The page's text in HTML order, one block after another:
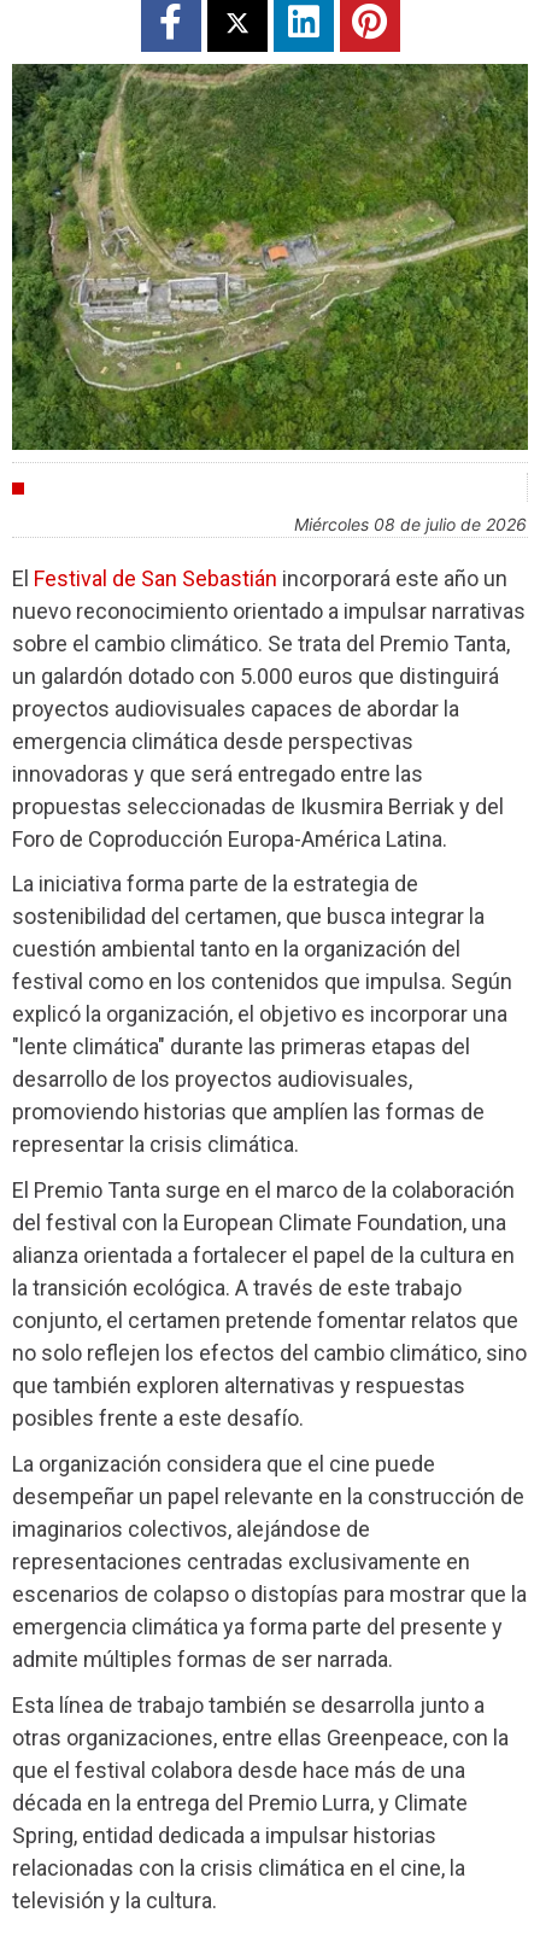
miércoles 08 de julio de 2026
El Festival de San Sebastián incorporará este año un
nuevo reconocimiento orientado a impulsar narrativas
sobre el cambio climático. Se trata del Premio Tanta,
un galardón dotado con 5.000 euros que distinguirá
proyectos audiovisuales capaces de abordar la
emergencia climática desde perspectivas
innovadoras y que será entregado entre las
propuestas seleccionadas de Ikusmira Berriak y del
Foro de Coproducción Europa-América Latina.
La iniciativa forma parte de la estrategia de
sostenibilidad del certamen, que busca integrar la
cuestión ambiental tanto en la organización del
festival como en los contenidos que impulsa. Según
explicó la organización, el objetivo es incorporar una
"lente climática" durante las primeras etapas del
desarrollo de los proyectos audiovisuales,
promoviendo historias que amplíen las formas de
representar la crisis climática.
El Premio Tanta surge en el marco de la colaboración
del festival con la European Climate Foundation, una
alianza orientada a fortalecer el papel de la cultura en
la transición ecológica. A través de este trabajo
conjunto, el certamen pretende fomentar relatos que
no solo reflejen los efectos del cambio climático, sino
que también exploren alternativas y respuestas
posibles frente a este desafío.
La organización considera que el cine puede
desempeñar un papel relevante en la construcción de
imaginarios colectivos, alejándose de
representaciones centradas exclusivamente en
escenarios de colapso o distopías para mostrar que la
emergencia climática ya forma parte del presente y
admite múltiples formas de ser narrada.
Esta línea de trabajo también se desarrolla junto a
otras organizaciones, entre ellas Greenpeace, con la
que el festival colabora desde hace más de una
década en la entrega del Premio Lurra, y Climate
Spring, entidad dedicada a impulsar historias
relacionadas con la crisis climática en el cine, la
televisión y la cultura.